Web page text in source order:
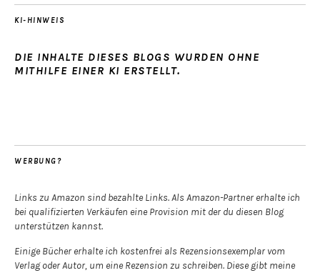
KI-HINWEIS
DIE INHALTE DIESES BLOGS WURDEN OHNE
MITHILFE EINER KI ERSTELLT.
WERBUNG?
Links zu Amazon sind bezahlte Links. Als Amazon-Partner erhalte ich
bei qualifizierten Verkäufen eine Provision mit der du diesen Blog
unterstützen kannst.
Einige Bücher erhalte ich kostenfrei als Rezensionsexemplar vom
Verlag oder Autor, um eine Rezension zu schreiben. Diese gibt meine